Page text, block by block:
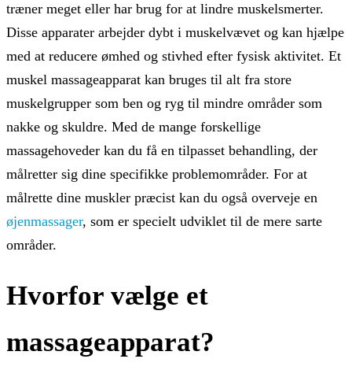
træner meget eller har brug for at lindre muskelsmerter.
Disse apparater arbejder dybt i muskelvævet og kan hjælpe
med at reducere ømhed og stivhed efter fysisk aktivitet. Et
muskel massageapparat kan bruges til alt fra store
muskelgrupper som ben og ryg til mindre områder som
nakke og skuldre. Med de mange forskellige
massagehoveder kan du få en tilpasset behandling, der
målretter sig dine specifikke problemområder. For at
målrette dine muskler præcist kan du også overveje en
øjenmassager, som er specielt udviklet til de mere sarte
områder.
Hvorfor vælge et
massageapparat?